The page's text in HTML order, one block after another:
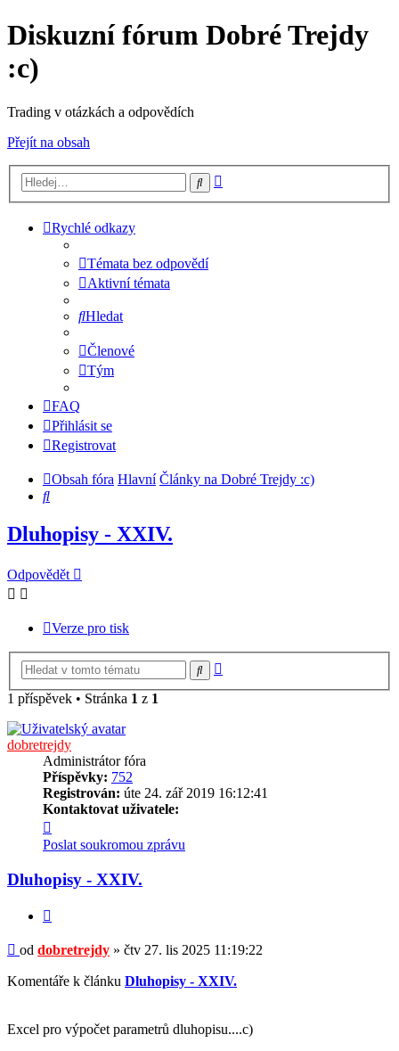
Diskuzní fórum Dobré Trejdy
:c)
Trading v otázkách a odpovědích
Přejít na obsah
Hledat
Rychlé odkazy
Témata bez odpovědí
Aktivní témata
Hledat
Členové
Tým
FAQ
Přihlásit se
Registrovat
Obsah fóra Hlavní Články na Dobré Trejdy :c)
Hledat
Dluhopisy - XXIV.
Odpovědět
Verze pro tisk
Hledat
1 příspěvek • Stránka 1 z 1
dobretrejdy
Administrátor fóra
Příspěvky: 752
Registrován: úte 24. zář 2019 16:12:41
Kontaktovat uživatele:
uživatele
dobretrejdy
Poslat soukromou zprávu
Dluhopisy - XXIV.
Příspěvek
od dobretrejdy » čtv 27. lis 2025 11:19:22
Komentáře k článku Dluhopisy - XXIV.
Excel pro výpočet parametrů dluhopisu....c)